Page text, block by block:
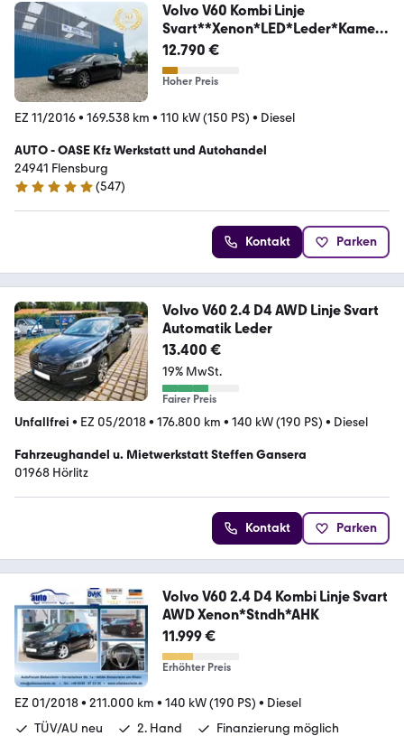
Volvo V60 Kombi Linje
Svart**Xenon*LED*Leder*Kamera
**
12.790 €
Hoher Preis
EZ 11/2016• 169.538 km • 110 kW (150 PS) • Diesel
AUTO - OASE Kfz Werkstatt und Autohandel
24941 Flensburg
4.9 Sterne
(547)
Kontakt Parken
Volvo V60 2.4 D4 AWD Linje Svart
Automatik Leder
13.400 €
19% MwSt.
Fairer Preis
Unfallfrei • EZ 05/2018• 176.800 km • 140 kW (190 PS) • Diesel
Fahrzeughandel u. Mietwerkstatt Steffen Gansera
01968 Hörlitz
Kontakt Parken
Volvo V60 2.4 D4 Kombi Linje Svart
AWD Xenon*Stndh*AHK
11.999 €
Erhöhter Preis
EZ 01/2018• 211.000 km • 140 kW (190 PS) • Diesel
TÜV/AU neu
2. Hand Finanzierung möglich